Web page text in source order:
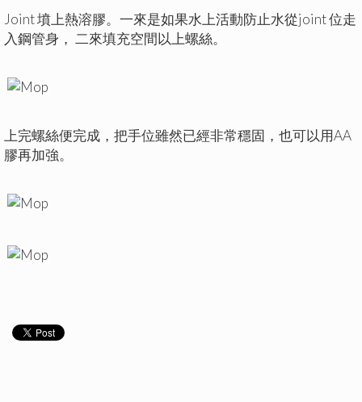
Joint 墳上熱溶膠。一來是如果水上活動防止水從joint 位走
入鋼管身， 二來填充空間以上螺絲。
上完螺絲便完成，把手位雖然已經非常穩固，也可以用AA
膠再加強。